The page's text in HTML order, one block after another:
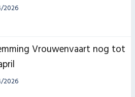
2026
Vrouwenvaart nog tot
2026